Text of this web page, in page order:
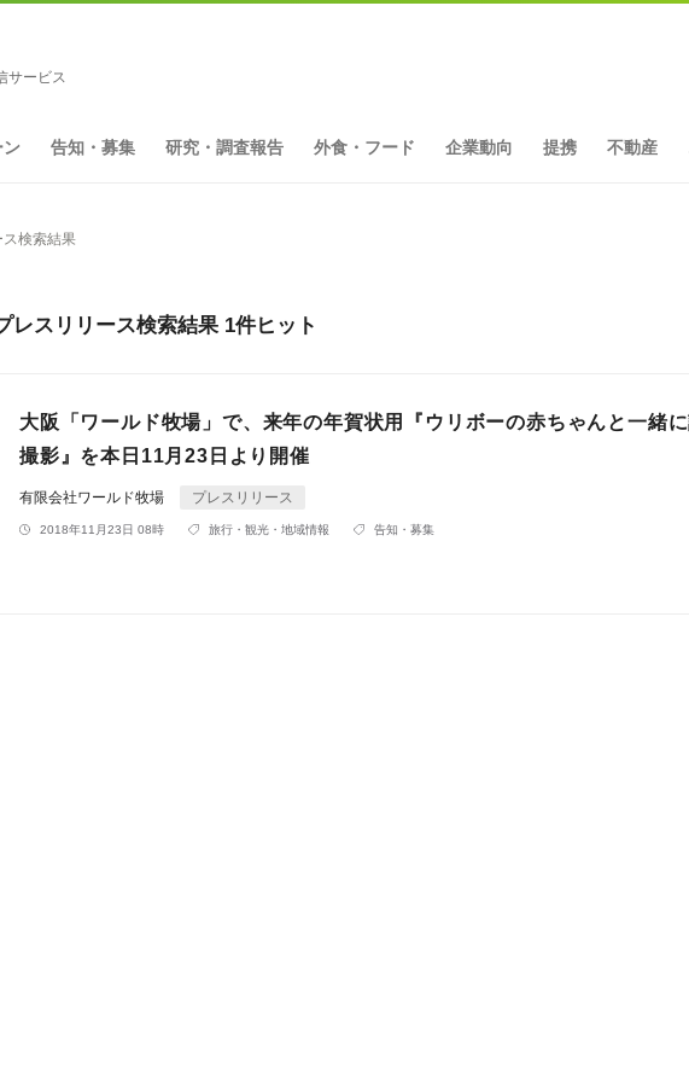
サービス
告知・募集 研究・調査報告 外食・フード 企業動向 提携 不動産
検索結果
レスリリース検索結果 1件ヒット
大阪「ワールド牧場」で、来年の年賀状用『ウリボーの赤ちゃんと一緒
撮影』を本日11月23日より開催
有限会社ワールド牧場 プレスリリース
2018年11月23日 08時 旅行・観光・地域情報 告知・募集